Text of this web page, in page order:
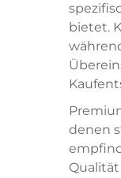
bietet.
denen